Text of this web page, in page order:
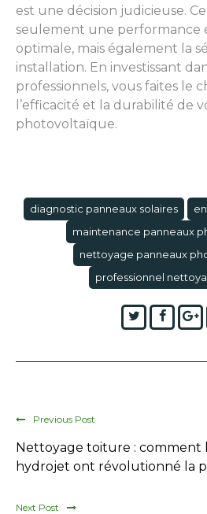
est une décision judicieuse.
seulement une performance
optimale, mais également la
installation. En investissant
professionnels, vous faites le
l’efficacité et la durabilité de
photovoltaïque.
diagnostic panneaux solaires
maintenance panneaux
nettoyage panneaux
professionnel
Twitter
Previous Post
Nettoyage toiture : comment
hydrojet ont révolutionné la
Next Post